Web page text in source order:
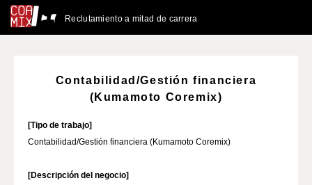
Reclutamiento a mitad de carrera
Contabilidad/Gestión financiera
(Kumamoto Coremix)
[Tipo de trabajo]
Contabilidad/Gestión financiera (Kumamoto Coremix)
[Descripción del negocio]